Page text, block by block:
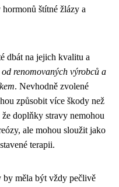
štítné žlázy a
dbát na jejich kvalitu a
renomovaných výrobců a
. Nevhodně zvolené
způsobit více škody než
doplňky stravy nemohou
ale mohou sloužit jako
terapii.
měla být vždy pečlivě